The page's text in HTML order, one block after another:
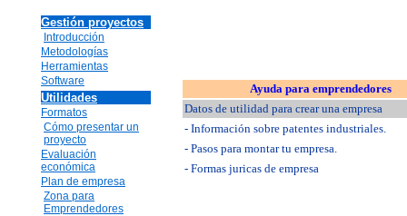
Gestión proyectos
Introducción
Metodologías
Herramientas
Software
Utilidades
Formatos
Cómo presentar un
proyecto
Evaluación
económica
Plan de empresa
Zona para
Emprendedores
Ayuda para emprendedores
Datos de utilidad para crear una empresa
- Información sobre patentes industriales.
- Pasos para montar tu empresa.
- Formas juricas de empresa